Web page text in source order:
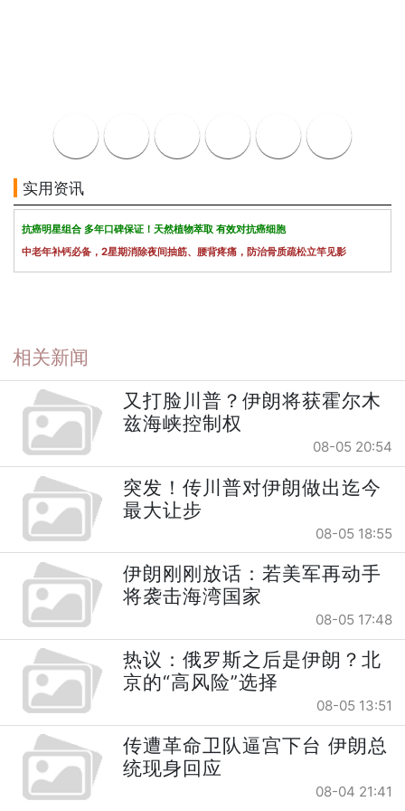
实用资讯
抗癌明星组合 多年口碑保证！天然植物萃取 有效对抗癌细胞
中老年补钙必备，2星期消除夜间抽筋、腰背疼痛，防治骨质疏松立竿见影
相关新闻
又打脸川普？伊朗将获霍尔木
兹海峡控制权
08-05 20:54
突发！传川普对伊朗做出迄今
最大让步
08-05 18:55
伊朗刚刚放话：若美军再动手
将袭击海湾国家
08-05 17:48
热议：俄罗斯之后是伊朗？北
京的“高风险”选择
08-05 13:51
传遭革命卫队逼宫下台 伊朗总
统现身回应
08-04 21:41